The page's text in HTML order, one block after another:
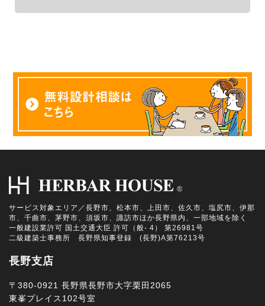
サービス対象エリア／長野市、松本市、上田市、佐久市、塩尻市、伊那
市、千曲市、茅野市、須坂市、諏訪市ほか長野県内、一部地域を除く
一般建設業許可 国土交通大臣 許可（般- 4） 第26981号
二級建築士事務所 長野県知事登録 (長野)A第76213号
長野支店
〒380-0921 長野県長野市大字栗田2065
東峯プレイス102号室